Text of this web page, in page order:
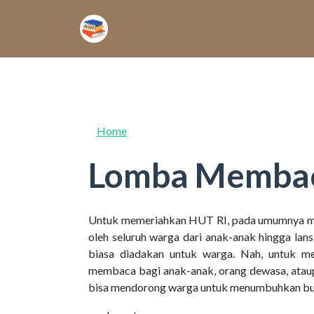
Home
Lomba
Untuk memeriahkan HUT RI, pada umumnya
oleh seluruh warga dari anak-anak hingga
biasa diadakan untuk warga. Nah, untuk
membaca bagi anak-anak, orang dewasa,
bisa mendorong warga untuk menumbuhkan